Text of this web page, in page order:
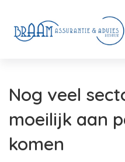
Nog veel
moeilijk aan
komen